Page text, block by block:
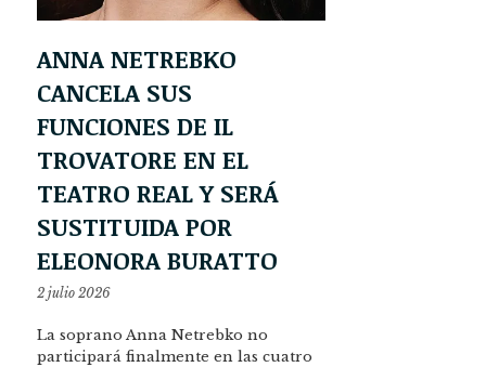
ANNA NETREBKO
CANCELA SUS
FUNCIONES DE IL
TROVATORE EN EL
TEATRO REAL Y SERÁ
SUSTITUIDA POR
ELEONORA BURATTO
2 julio 2026
La soprano Anna Netrebko no
participará finalmente en las cuatro